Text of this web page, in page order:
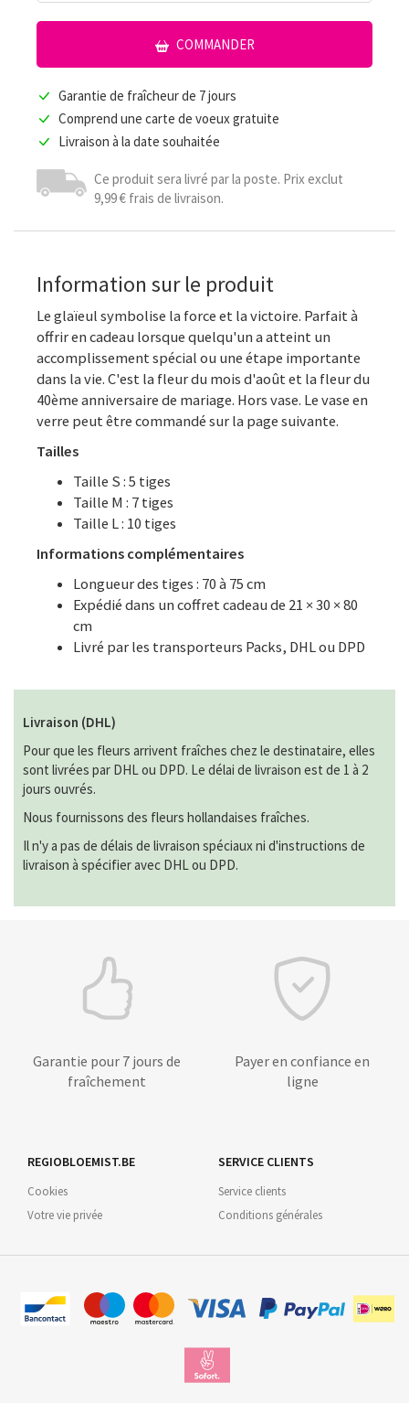
COMMANDER
Garantie de fraîcheur de 7 jours
Comprend une carte de voeux gratuite
Livraison à la date souhaitée
Ce produit sera livré par la poste. Prix exclut
9,99 € frais de livraison.
Information sur le produit
Le glaïeul symbolise la force et la victoire. Parfait à
offrir en cadeau lorsque quelqu'un a atteint un
accomplissement spécial ou une étape importante
dans la vie. C'est la fleur du mois d'août et la fleur du
40ème anniversaire de mariage. Hors vase. Le vase en
verre peut être commandé sur la page suivante.
Tailles
Taille S : 5 tiges
Taille M : 7 tiges
Taille L : 10 tiges
Informations complémentaires
Longueur des tiges : 70 à 75 cm
Expédié dans un coffret cadeau de 21 × 30 × 80
cm
Livré par les transporteurs Packs, DHL ou DPD
Livraison (DHL)
Pour que les fleurs arrivent fraîches chez le destinataire, elles
sont livrées par DHL ou DPD. Le délai de livraison est de 1 à 2
jours ouvrés.
Nous fournissons des fleurs hollandaises fraîches.
Il n'y a pas de délais de livraison spéciaux ni d'instructions de
livraison à spécifier avec DHL ou DPD.
Garantie pour 7 jours de
fraîchement
Payer en confiance en
ligne
REGIOBLOEMIST.BE
Cookies
Votre vie privée
SERVICE CLIENTS
Service clients
Conditions générales